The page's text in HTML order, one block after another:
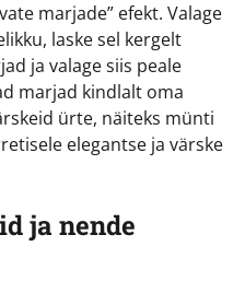
marjade” efekt. Valage
laske sel kergelt
ja valage siis peale
marjad kindlalt oma
ürte, näiteks münti
elegantse ja värske
ja nende